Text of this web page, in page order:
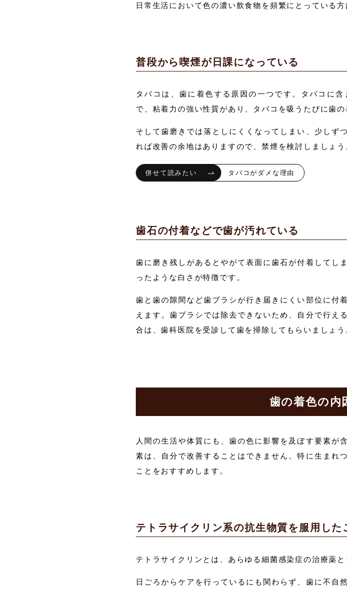
日常生活において色の濃い飲食物を頻繁にとっている
普段から喫煙が日課になっている
タバコは、歯に着色する原因の一つです。タバコに
で、粘着力の強い性質があり、タバコを吸うたびに歯
そして歯磨きでは落としにくくなってしまい、少しず
れば改善の余地はありますので、禁煙を検討しましょう
タバコがダメな理由
歯石の付着などで歯が汚れている
歯に磨き残しがあるとやがて表面に歯石が付着してし
ったような白さが特徴です。
歯と歯の隙間など歯ブラシが行き届きにくい部位に付
えます。歯ブラシでは除去できないため、自分で行え
合は、歯科医院を受診して歯を掃除してもらいましょう
歯の着色の内
人間の生活や体質にも、歯の色に影響を及ぼす要素が
素は、自分で改善することはできません。特に生まれ
ことをおすすめします。
テトラサイクリン系の抗生物質を服用した
テトラサイクリンとは、あらゆる細菌感染症の治療薬
日ごろからケアを行っているにも関わらず、歯に不自